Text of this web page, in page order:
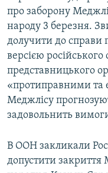
про заборону
народу 3 березня.
долучити до справи
версією
представницького
«протиправними та
Меджлісу
задовольнить
В ООН закликали
допустити закриття